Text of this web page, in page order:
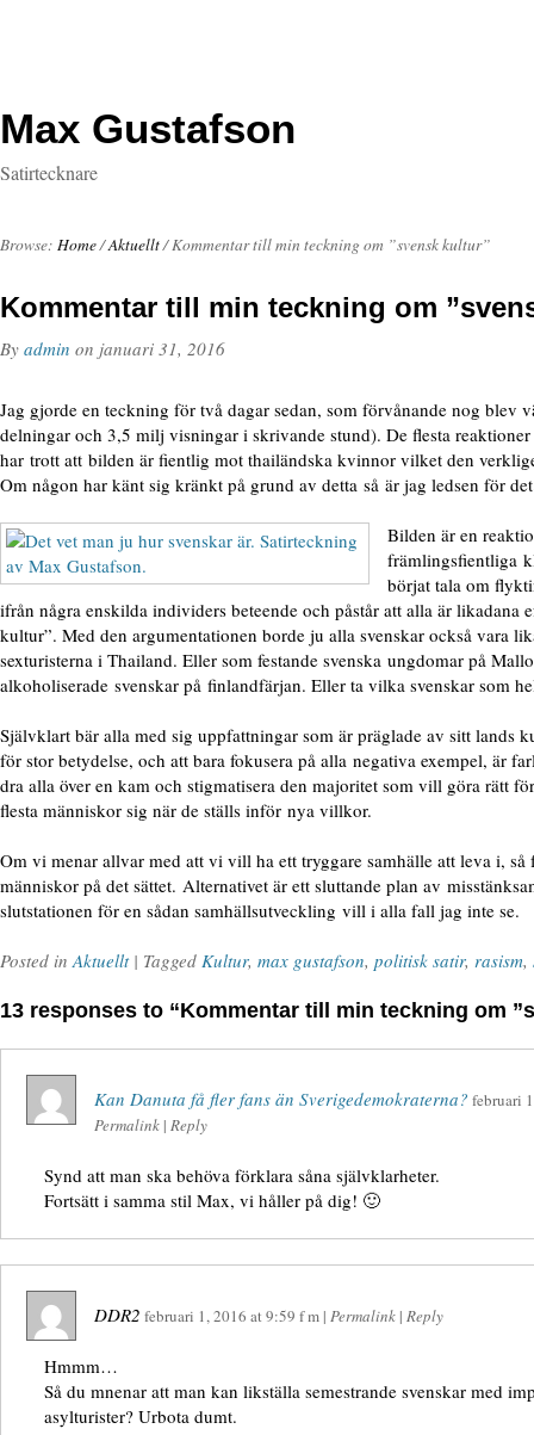
Max Gustafson
Satirtecknare
Browse: Home/Aktuellt/Kommentar till min teckning om ”svensk kultur”
Kommentar till min teckning om
By admin on januari 31, 2016
Jag gjorde en teckning för två dagar sedan, som förvånande nog blev
delningar och 3,5 milj visningar i skrivande stund). De flesta
har trott att bilden är fientlig mot thailändska kvinnor vilket den
Om någon har känt sig kränkt på grund av detta så är jag ledsen för
Bilden är en
främlingsfientliga
börjat tala om
ifrån några enskilda individers beteende och påstår att alla är likadana
kultur”. Med den argumentationen borde ju alla svenskar också vara
sexturisterna i Thailand. Eller som festande svenska ungdomar på
alkoholiserade svenskar på finlandfärjan. Eller ta vilka svenskar som
Självklart bär alla med sig uppfattningar som är präglade av sitt lands
för stor betydelse, och att bara fokusera på alla negativa exempel, är
dra alla över en kam och stigmatisera den majoritet som vill göra rätt
flesta människor sig när de ställs inför nya villkor.
Om vi menar allvar med att vi vill ha ett tryggare samhälle att leva i, så
människor på det sättet. Alternativet är ett sluttande plan av
slutstationen för en sådan samhällsutveckling vill i alla fall jag inte se.
Posted inAktuellt | Tagged Kultur, max gustafson, politisk satir, rasism,
13 responses to “Kommentar till min teckning om
Kan Danuta få fler fans än Sverigedemokraterna? februari
Permalink | Reply
Synd att man ska behöva förklara såna självklarheter.
Fortsätt i samma stil Max, vi håller på dig! 🙂
DDR2 februari 1, 2016 at9:59 f m | Permalink | Reply
Hmmm…
Så du mnenar att man kan likställa semestrande svenskar med
asylturister? Urbota dumt.